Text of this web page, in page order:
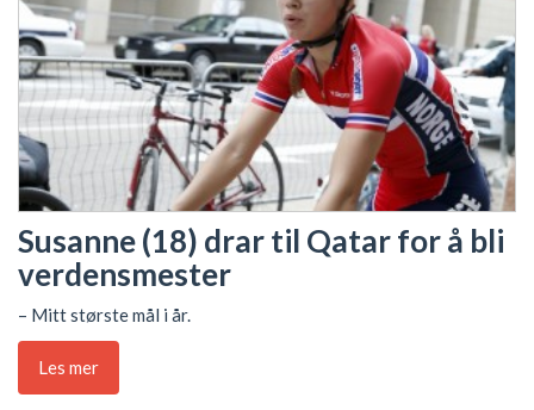
Susanne (18) drar til Qatar for å bli
verdensmester
– Mitt største mål i år.
Les mer